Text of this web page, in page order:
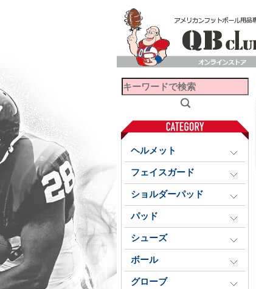
ヘルメット
フェイスガード
ショルダーパッド
パッド
シューズ
ボール
グローブ